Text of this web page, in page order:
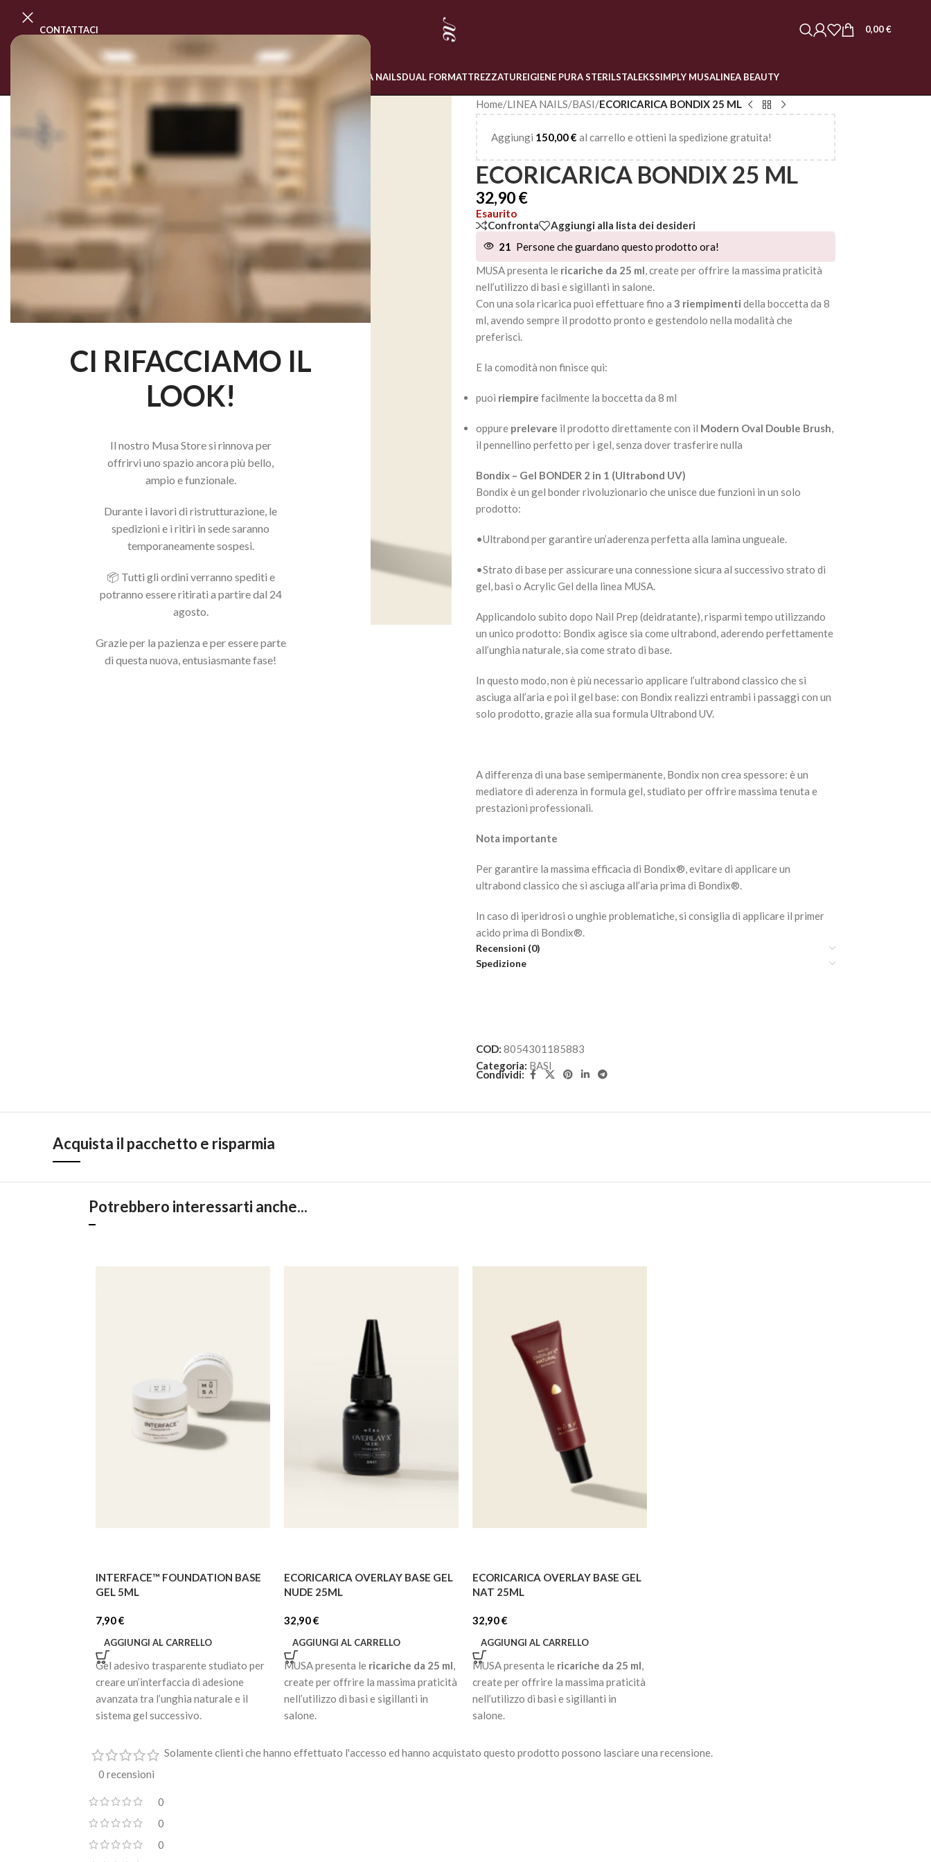
CI RIFACCIAMO IL
LOOK!
Il nostro Musa Store si rinnova per
offrirvi uno spazio ancora più bello,
ampio e funzionale.
Durante i lavori di ristrutturazione, le
spedizioni e i ritiri in sede saranno
temporaneamente sospesi.
📦 Tutti gli ordini verranno spediti e
potranno essere ritirati a partire dal 24
agosto.
Grazie per la pazienza e per essere parte
di questa nuova, entusiasmante fase!
CONTATTACI 0,00€
PROGRAMMA MASTER CLASSCORSI ONLINE LINEA NAILSDUAL FORMATTREZZATUREIGIENE PURA STERILSTALEKSSIMPLY MUSALINEA BEAUTY
Home/LINEA NAILS/BASI/ECORICARICA BONDIX 25 ML
Aggiungi 150,00€ al carrello e ottieni la spedizione gratuita!
ECORICARICA BONDIX 25 ML
32,90€
Esaurito
Confronta
Aggiungi alla lista dei desideri
21 Persone che guardano questo prodotto ora!
MUSA presenta le ricariche da 25 ml, create per offrire la massima praticità
nell’utilizzo di basi e sigillanti in salone.
Con una sola ricarica puoi effettuare fino a 3 riempimenti della boccetta da 8
ml, avendo sempre il prodotto pronto e gestendolo nella modalità che
preferisci.
E la comodità non finisce qui:
puoi riempire facilmente la boccetta da 8 ml
oppure prelevare il prodotto direttamente con il Modern Oval Double Brush,
il pennellino perfetto per i gel, senza dover trasferire nulla
Bondix – Gel BONDER 2 in 1 (Ultrabond UV)
Bondix è un gel bonder rivoluzionario che unisce due funzioni in un solo
prodotto:
•Ultrabond per garantire un’aderenza perfetta alla lamina ungueale.
•Strato di base per assicurare una connessione sicura al successivo strato di
gel, basi o Acrylic Gel della linea MUSA.
Applicandolo subito dopo Nail Prep (deidratante), risparmi tempo utilizzando
un unico prodotto: Bondix agisce sia come ultrabond, aderendo perfettamente
all’unghia naturale, sia come strato di base.
In questo modo, non è più necessario applicare l’ultrabond classico che si
asciuga all’aria e poi il gel base: con Bondix realizzi entrambi i passaggi con un
solo prodotto, grazie alla sua formula Ultrabond UV.
A differenza di una base semipermanente, Bondix non crea spessore: è un
mediatore di aderenza in formula gel, studiato per offrire massima tenuta e
prestazioni professionali.
Nota importante
Per garantire la massima efficacia di Bondix®️, evitare di applicare un
ultrabond classico che si asciuga all’aria prima di Bondix®️.
In caso di iperidrosi o unghie problematiche, si consiglia di applicare il primer
acido prima di Bondix®️.
Recensioni (0)
Spedizione
COD: 8054301185883
Categoria: BASI
Condividi:
Acquista il pacchetto e risparmia
Potrebbero interessarti anche...
INTERFACE™ FOUNDATION BASE
GEL 5ML
7,90€
AGGIUNGI AL CARRELLO
Gel adesivo trasparente studiato per
creare un’interfaccia di adesione
avanzata tra l’unghia naturale e il
sistema gel successivo.
essere applicata in uno strato sottile,
migliorando l’adesione dei gel
prevenire sollevamenti e problemi di
tenuta.
Ideale come base di ancoraggio sotto
ECORICARICA OVERLAY BASE GEL
NUDE 25ML
32,90€
AGGIUNGI AL CARRELLO
MUSA presenta le ricariche da 25 ml,
create per offrire la massima praticità
nell’utilizzo di basi e sigillanti in
salone.
fino a3 riempimentidella boccetta
ECORICARICA OVERLAY BASE GEL
NAT 25ML
32,90€
AGGIUNGI AL CARRELLO
MUSA presenta le ricariche da 25 ml,
create per offrire la massima praticità
nell’utilizzo di basi e sigillanti in
salone.
fino a3 riempimenti della boccetta
0 recensioni
0
0
0
Solamente clienti che hanno effettuato l'accesso ed hanno acquistato questo prodotto possono lasciare una recensione.